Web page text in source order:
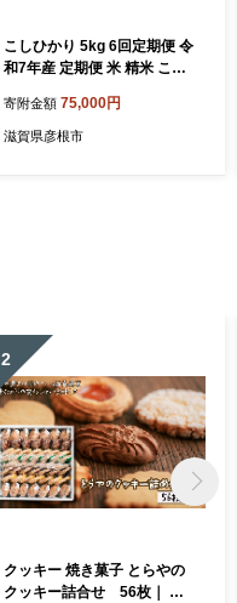
こしひかり 5kg 6回定期便 令
和7年産 定期便 米 精米 こめ
米定期便 6か月定期便 6ヶ月
定期便 6回 6ヶ月 6か月 滋賀
寄附金額 75,000円
滋賀県彦根市
2
クッキー 焼き菓子 とらやの
クッキー詰合せ 56枚｜ 愛